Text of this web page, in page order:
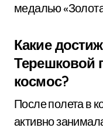
медалью
Какие
Терешковой
космос?
После полета в
активно